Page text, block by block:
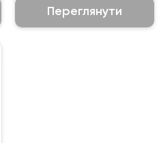
Переглянути